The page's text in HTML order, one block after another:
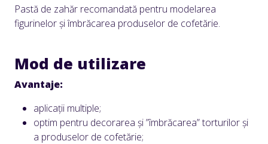
Pastă de zahăr recomandată pentru modelarea
figurinelor și îmbrăcarea produselor de cofetărie.
Mod de utilizare
Avantaje:
aplicații multiple;
optim pentru decorarea și ”îmbrăcarea” torturilor și
a produselor de cofetărie;